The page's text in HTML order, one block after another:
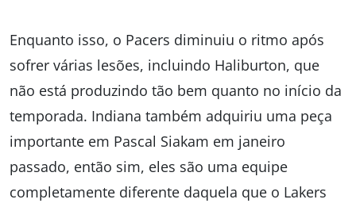
Enquanto isso, o Pacers diminuiu o ritmo após
sofrer várias lesões, incluindo Haliburton, que
não está produzindo tão bem quanto no início da
temporada. Indiana também adquiriu uma peça
importante em Pascal Siakam em janeiro
passado, então sim, eles são uma equipe
completamente diferente daquela que o Lakers